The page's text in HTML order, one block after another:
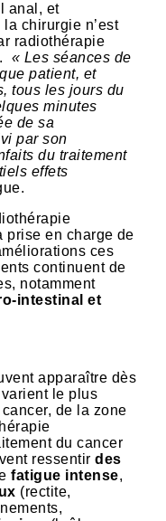
anal, et
chirurgie n’est
radiothérapie
« Les séances de
patient, et
tous les jours du
minutes
de sa
par son
du traitement
effets
prise en charge de
ces
continuent de
notamment
intestinal et
apparaître dès
varient le plus
de la zone
du cancer
ressentirdes
fatigue intense,
(rectite,